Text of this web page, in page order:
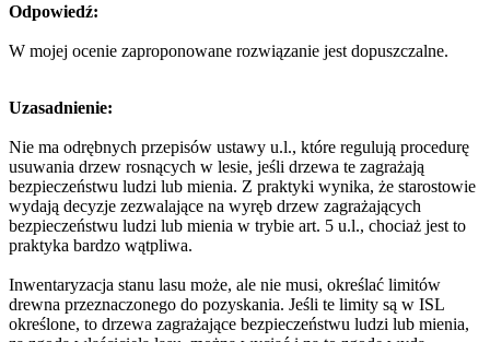
Odpowiedź:
W mojej ocenie zaproponowane rozwiązanie jest dopuszczalne.
Uzasadnienie:
Nie ma odrębnych przepisów ustawy u.l., które regulują procedurę
usuwania drzew rosnących w lesie, jeśli drzewa te zagrażają
bezpieczeństwu ludzi lub mienia. Z praktyki wynika, że starostowie
wydają decyzje zezwalające na wyręb drzew zagrażających
bezpieczeństwu ludzi lub mienia w trybie art. 5 u.l., chociaż jest to
praktyka bardzo wątpliwa.
Inwentaryzacja stanu lasu może, ale nie musi, określać limitów
drewna przeznaczonego do pozyskania. Jeśli te limity są w ISL
określone, to drzewa zagrażające bezpieczeństwu ludzi lub mienia,